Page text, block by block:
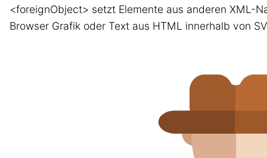
<foreignObject> setzt Elemente aus anderen XML-
Browser Grafik oder Text aus HTML innerhalb von